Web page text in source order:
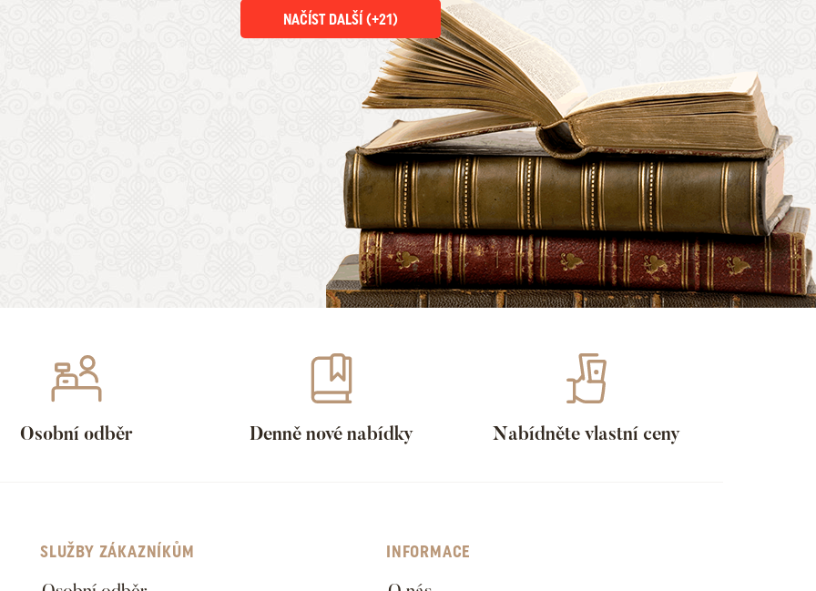
NAČÍST DALŠÍ (+21)
Osobní odběr Denně nové nabídky Nabídněte vlastní ceny
SLUŽBY ZÁKAZNÍKŮM INFORMACE